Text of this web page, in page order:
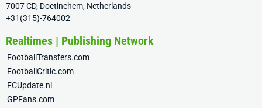
7007 CD, Doetinchem, Netherlands
+31(315)-764002
Realtimes | Publishing Network
FootballTransfers.com
FootballCritic.com
FCUpdate.nl
GPFans.com